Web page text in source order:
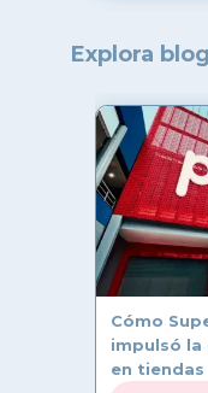
Explora
Cómo
impulsó la
en tiendas